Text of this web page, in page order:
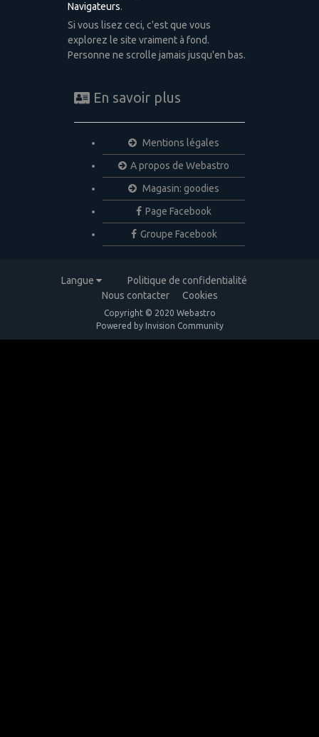
Navigateurs.
Si vous lisez ceci, c'est que vous
explorez le site vraiment à fond.
Personne ne scrolle jamais jusqu'en bas.
En savoir plus
Mentions légales
A propos de Webastro
Magasin: goodies
Page Facebook
Groupe Facebook
Langue
Politique de confidentialité
Nous contacter
Cookies
Copyright © 2020 Webastro
Powered by Invision Community